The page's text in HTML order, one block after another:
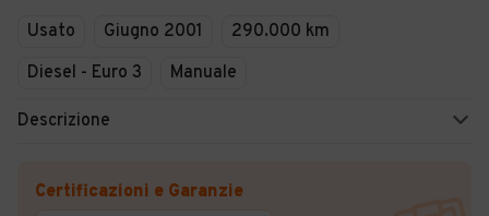
Usato Giugno 2001
290.000 km
Diesel - Euro 3
Manuale
Descrizione
Certificazioni e Garanzie